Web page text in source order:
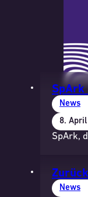
SpArk
News
8.
SpArk,
News